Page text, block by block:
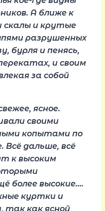
А ближе к
скалы и крутые
разрушенных
бурля и пенясь,
и своим
за собой
ясное.
своими
копытами по
дальше, всё
к высоким
более высокие….
куртки и
так как ясной